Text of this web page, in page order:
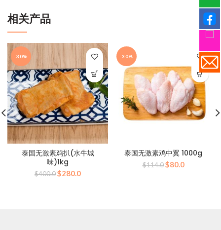
相关产品
-30%
泰国无激素鸡扒(水牛城
味)1kg
$400.0原
$280.0当
-30%
泰国无激素鸡中翼 1000g
$114.0 原
$80.0当